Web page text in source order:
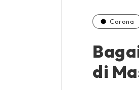
Corona
di